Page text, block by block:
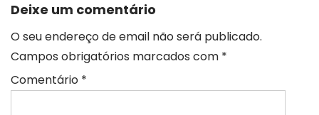
Deixe um comentário
O seu endereço de email não será publicado.
Campos obrigatórios marcados com *
Comentário *